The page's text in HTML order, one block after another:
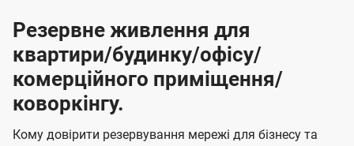
Резервне живлення для
квартири/будинку/офісу/
комерційного приміщення/
коворкінгу.
Кому довірити резервування мережі для бізнесу та